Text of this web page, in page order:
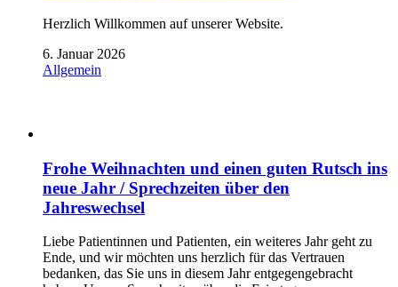
Herzlich Willkommen auf unserer Website.
6. Januar 2026
Allgemein
Frohe Weihnachten und einen guten Rutsch ins
neue Jahr / Sprechzeiten über den
Jahreswechsel
Liebe Patientinnen und Patienten, ein weiteres Jahr geht zu
Ende, und wir möchten uns herzlich für das Vertrauen
bedanken, das Sie uns in diesem Jahr entgegengebracht